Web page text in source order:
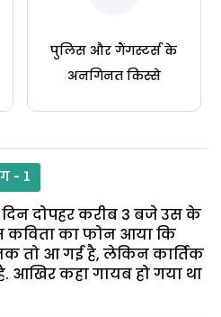
पुलिस और गैंगस्टर्स के
अनगिनत किस्से
- 1
दोपहर करीब 3 बजे उस के
कविता का फोन आया कि
तो आ गई है, लेकिन कार्तिक
आखिर कहा गायब हो गया था